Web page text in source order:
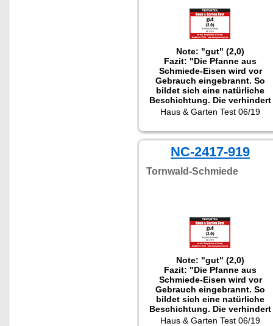
Note: "gut" (2,0)
Fazit: "Die Pfanne aus
Schmiede-Eisen wird vor
Gebrauch eingebrannt. So
bildet sich eine natürliche
Beschichtung. Die verhindert
Anbrennen von Bratgut und
Bratergebnisse."
Haus & Garten Test 06/19
NC-2417-919
Tornwald-Schmiede
Note: "gut" (2,0)
Fazit: "Die Pfanne aus
Schmiede-Eisen wird vor
Gebrauch eingebrannt. So
bildet sich eine natürliche
Beschichtung. Die verhindert
Anbrennen von Bratgut und
Haus & Garten Test 06/19